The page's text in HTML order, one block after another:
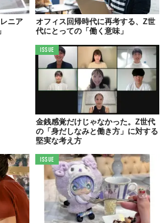
© 株式会社スナックミー
においても、Z世代の独自性は際立つ。
トップであるものの、「写真映え」
倍、「インフルエンサーのおすすめ」
倍と、SNSでの見栄えや流行を意識す
ィスで食べるおやつとして、「野菜ジ
エナジードリンク」、「ドライフルー
つトレンド感のあるものが他世代より
ニア
オフィス回帰時代に再考する、Z世
代にとっての「働く意味」
ISSUE
金銭感覚だけじゃなかった。Z世代
の「身だしなみと働き方」に対する
堅実な考え方
ISSUE